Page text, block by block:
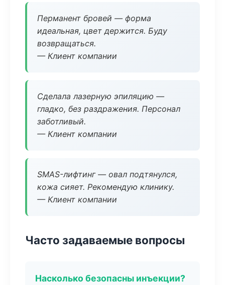
Перманент бровей — форма
идеальная, цвет держится. Буду
возвращаться.
— Клиент компании
Сделала лазерную эпиляцию —
гладко, без раздражения. Персонал
заботливый.
— Клиент компании
SMAS-лифтинг — овал подтянулся,
кожа сияет. Рекомендую клинику.
— Клиент компании
Часто задаваемые вопросы
Насколько безопасны инъекции?